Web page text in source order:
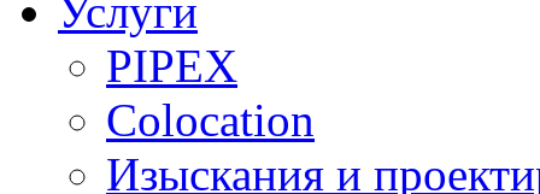
Услуги
PIPEX
Colocation
Изыскания и